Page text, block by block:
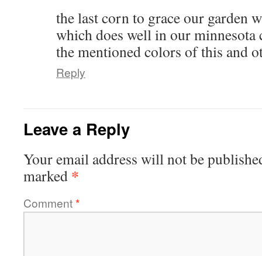
the last corn to grace our garden
which does well in our minnesota
the mentioned colors of this and
Reply
Leave a Reply
Your email address will not be
marked *
Comment*